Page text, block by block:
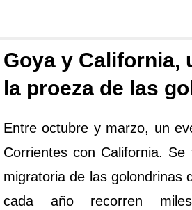
Goya y California,
la proeza de las
Entre octubre y marzo, un
Corrientes con California.
migratoria de las golondrinas
cada año recorren